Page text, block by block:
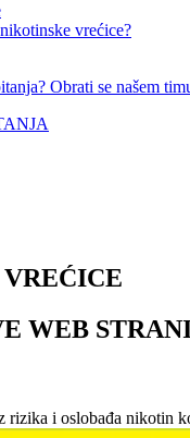
vrećice?
Obrati se našem
WEB
rizika i oslobađa nikotin